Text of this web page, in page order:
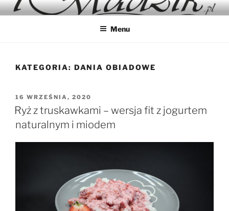
Przejdź
do
IMADZIK
Blog Kulinarny
Menu
KATEGORIA: DANIA OBIADOWE
OPUBLIKOWANE
W
16 WRZEŚNIA, 2020
Ryż z truskawkami – wersja fit z jogurtem
naturalnym i miodem